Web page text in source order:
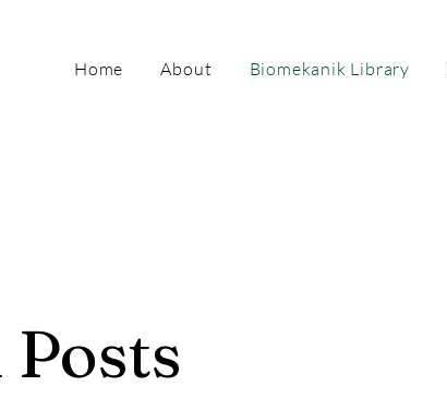
Home About Biomekanik Library